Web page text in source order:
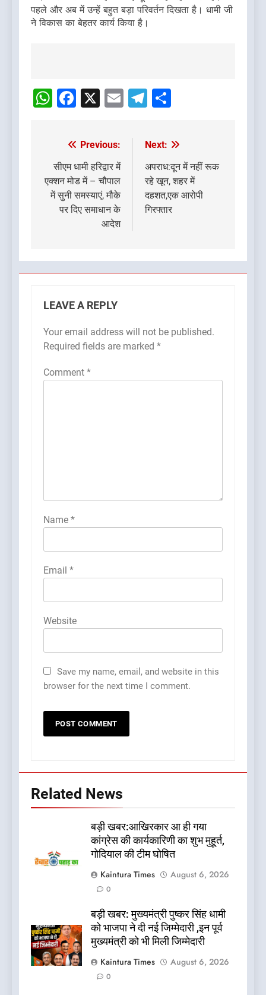
पहले और अब में उन्हें बहुत बड़ा परिवर्तन दिखता है। धामी जी
ने विकास का बेहतर कार्य किया है।
navigation
WhatsApp
Facebook
X EmailTelegram
Post
navigation
Previous:
सीएम धामी हरिद्वार में
एक्शन मोड में – चौपाल
में सुनी समस्याएं, मौके
पर दिए समाधान के
आदेश
Next:
अपराध:दून में नहीं रूक
रहे खून, शहर में
दहशत,एक आरोपी
गिरफ्तार
LEAVE A REPLY
Your email address will not be published.
Required fields are marked *
Comment *
Name *
Email *
Website
Save my name, email, and website in this
browser for the next time I comment.
Related News
बड़ी खबर:आखिरकार आ ही गया
कांग्रेस की कार्यकारिणी का शुभ मुहूर्त,
गोदियाल की टीम घोषित
Kaintura Times
August 6, 2026
0
बड़ी खबर: मुख्यमंत्री पुष्कर सिंह धामी
को भाजपा ने दी नई जिम्मेदारी ,इन पूर्व
मुख्यमंत्री को भी मिली जिम्मेदारी
Kaintura Times
August 6, 2026
0